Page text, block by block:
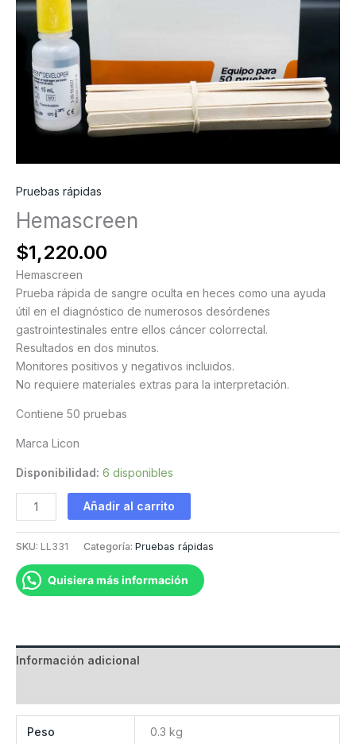
Pruebas rápidas
Hemascreen
$1,220.00
Hemascreen
Prueba rápida de sangre oculta en heces como una ayuda
útil en el diagnóstico de numerosos desórdenes
gastrointestinales entre ellos cáncer colorrectal.
Resultados en dos minutos.
Monitores positivos y negativos incluidos.
No requiere materiales extras para la interpretación.
Contiene 50 pruebas
Marca Licon
Disponibilidad: 6 disponibles
Hemascreen
cantidad
Añadir al carrito
SKU: LL331 Categoría: Pruebas rápidas
Quisiera más información
Información adicional
Peso 0.3 kg